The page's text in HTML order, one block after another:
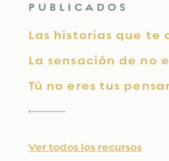
PUBLICADOS
Las historias que te
La sensación de no
Tú no eres tus
Ver todos los recursos